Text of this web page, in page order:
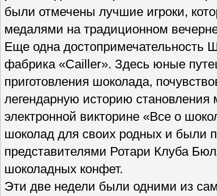
были отмечены лучшие игроки,
медалями на традиционном
Еще одна достопримечательность
фабрика «Cailler». Здесь юные
приготовления шоколада,
легендарную историю становления
электронной викторине «Все о
шоколад для своих родных и были
представителями Ротари Клуба
шоколадных конфет.
Эти две недели были одними из